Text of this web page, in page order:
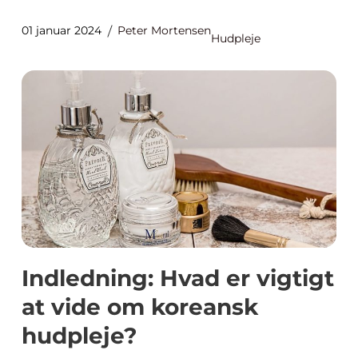
01 januar 2024 Peter Mortensen
Hudpleje
Indledning: Hvad er vigtigt
at vide om koreansk
hudpleje?